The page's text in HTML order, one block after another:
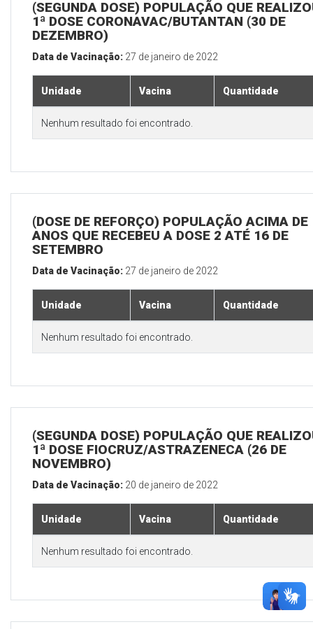
(SEGUNDA DOSE) POPULAÇÃO QUE
1ª DOSE CORONAVAC/BUTANTAN (30 DE
DEZEMBRO)
Data de Vacinação: 27 de janeiro de 2022
Unidade Vacina Quantidade
Nenhum resultado foi encontrado.
(DOSE DE REFORÇO) POPULAÇÃO ACIMA DE
ANOS QUE RECEBEU A DOSE 2 ATÉ 16 DE
SETEMBRO
Data de Vacinação: 27 de janeiro de 2022
Unidade Vacina Quantidade
Nenhum resultado foi encontrado.
(SEGUNDA DOSE) POPULAÇÃO QUE
1ª DOSE FIOCRUZ/ASTRAZENECA (26 DE
NOVEMBRO)
Data de Vacinação: 20 de janeiro de 2022
Unidade Vacina Quantidade
Nenhum resultado foi encontrado.